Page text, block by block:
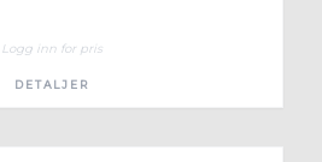
Logg inn for pris
DETALJER